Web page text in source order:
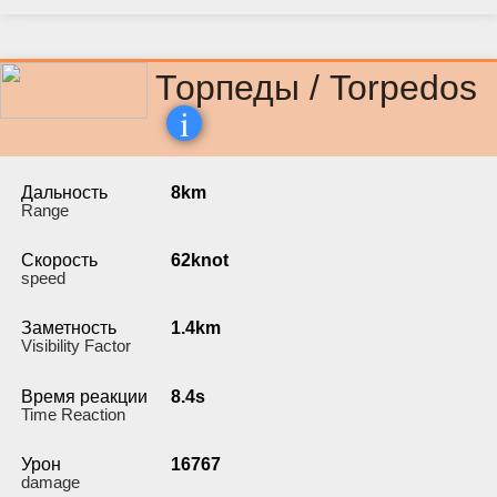
Торпеды / Torpedos
i
Дальность
Range
8km
Скорость
speed
62knot
Заметность
Visibility Factor
1.4km
Время реакции
Time Reaction
8.4s
Урон
damage
16767